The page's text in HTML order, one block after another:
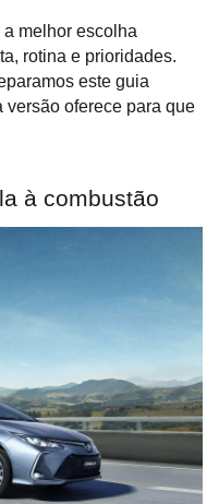
melhor escolha
rotina e prioridades.
este guia
oferece para que
à combustão